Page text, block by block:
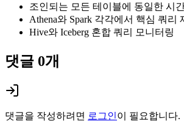
조인되는 모든 테이블에 동일한 시
Athena와 Spark 각각에서 핵심 쿼리
Hive와 Iceberg 혼합 쿼리 모니터링
댓글 0개
댓글을 작성하려면 로그인이 필요합니다.